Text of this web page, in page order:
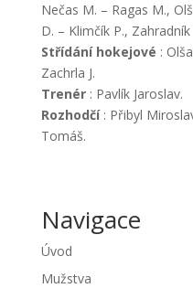
Nečas M. – Ragas M.,
D. – Klimčík P., Zahradník
Střídání hokejové :
Zachrla J.
Trenér: Pavlík Jaroslav.
Rozhodčí: Přibyl
Tomáš.
Navigace
Úvod
Mužstva